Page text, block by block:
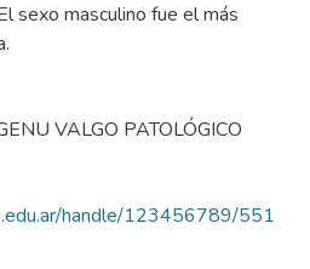
sexo masculino fue el más
VALGO PATOLÓGICO
handle/123456789/551